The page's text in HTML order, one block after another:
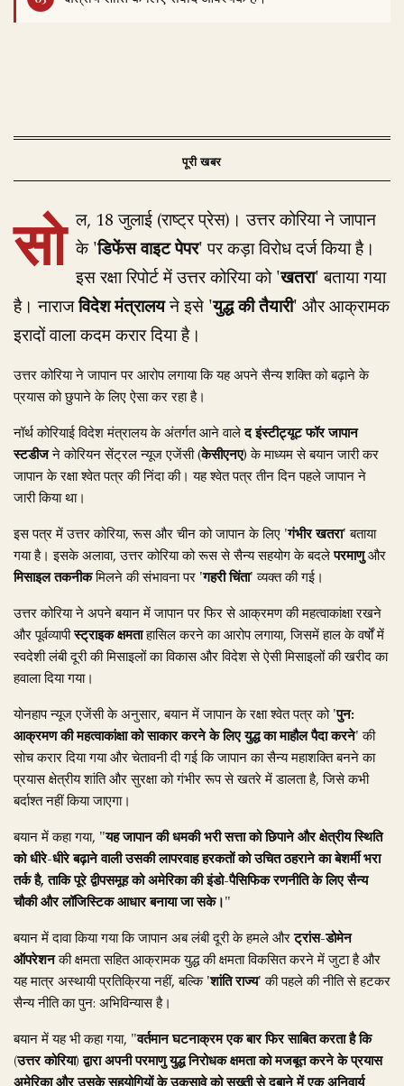
सो ल, 18 जुलाई (राष्ट्र प्रेस)। उत्तर कोरिया ने जापान
के'डिफेंस वाइट पेपर'पर कड़ा विरोध दर्ज किया है।
इस रक्षा रिपोर्ट में उत्तर कोरिया को'खतरा'बताया गया
है। नाराजविदेश मंत्रालयने इसे 'युद्ध की तैयारी' और आक्रामक
इरादों वाला कदम करार दिया है।
उत्तर कोरिया ने जापान पर आरोप लगाया कि यह अपने सैन्य शक्ति को बढ़ाने के
प्रयास को छुपाने के लिए ऐसा कर रहा है।
नॉर्थ कोरियाई विदेश मंत्रालय के अंतर्गत आने वालेद इंस्टीट्यूट फॉर जापान
स्टडीजने कोरियन सेंट्रल न्यूज एजेंसी (केसीएनए) के माध्यम से बयान जारी कर
जापान के रक्षा श्वेत पत्र की निंदा की। यह श्वेत पत्र तीन दिन पहले जापान ने
जारी किया था।
इस पत्र में उत्तर कोरिया, रूस और चीन को जापान के लिए 'गंभीर खतरा'बताया
गया है। इसके अलावा, उत्तर कोरिया को रूस से सैन्य सहयोग के बदलेपरमाणुऔर
मिसाइल तकनीकमिलने की संभावना पर 'गहरी चिंता'व्यक्त की गई।
उत्तर कोरिया ने अपने बयान में जापान पर फिर से आक्रमण की महत्वाकांक्षा रखने
और पूर्वव्यापीस्ट्राइक क्षमताहासिल करने का आरोप लगाया, जिसमें हाल के वर्षों में
स्वदेशी लंबी दूरी की मिसाइलों का विकास और विदेश से ऐसी मिसाइलों की खरीद का
हवाला दिया गया।
योनहाप न्यूज एजेंसी के अनुसार, बयान में जापान के रक्षा श्वेत पत्र को'पुन:
आक्रमण की महत्वाकांक्षा को साकार करने के लिए युद्ध का माहौल पैदा करने'की
सोच करार दिया गया और चेतावनी दी गई कि जापान का सैन्य महाशक्ति बनने का
प्रयास क्षेत्रीय शांति और सुरक्षा को गंभीर रूप से खतरे में डालता है, जिसे कभी
बर्दाश्त नहीं किया जाएगा।
बयान में कहा गया, "यह जापान की धमकी भरी सत्ता को छिपाने और क्षेत्रीय स्थिति
को धीरे-धीरे बढ़ाने वाली उसकी लापरवाह हरकतों को उचित ठहराने का बेशर्मी भरा
तर्क है, ताकि पूरे द्वीपसमूह को अमेरिका की इंडो-पैसिफिक रणनीति के लिए सैन्य
चौकी और लॉजिस्टिक आधार बनाया जा सके।"
बयान में दावा किया गया कि जापान अब लंबी दूरी के हमले औरट्रांस-डोमेन
ऑपरेशनकी क्षमता सहित आक्रामक युद्ध की क्षमता विकसित करने में जुटा है और
यह मात्र अस्थायी प्रतिक्रिया नहीं, बल्कि'शांति राज्य'की पहले की नीति से हटकर
सैन्य नीति का पुन: अभिविन्यास है।
बयान में यह भी कहा गया, "वर्तमान घटनाक्रम एक बार फिर साबित करता है कि
(उत्तर कोरिया) द्वारा अपनी परमाणु युद्ध निरोधक क्षमता को मजबूत करने के प्रयास